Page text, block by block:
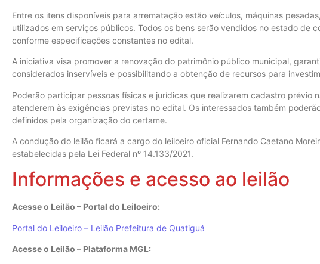
Entre os itens disponíveis para arrematação estão veículos, máquinas
utilizados em serviços públicos. Todos os bens serão vendidos no estado de
conforme especificações constantes no edital.
A iniciativa visa promover a renovação do patrimônio público municipal,
considerados inservíveis e possibilitando a obtenção de recursos para
Poderão participar pessoas físicas e jurídicas que realizarem cadastro prévio
atenderem às exigências previstas no edital. Os interessados também
definidos pela organização do certame.
A condução do leilão ficará a cargo do leiloeiro oficial Fernando Caetano
estabelecidas pela Lei Federal nº 14.133/2021.
Informações e acesso ao leilão
Acesse o Leilão – Portal do Leiloeiro:
Portal do Leiloeiro – Leilão Prefeitura de Quatiguá
Acesse o Leilão – Plataforma MGL: